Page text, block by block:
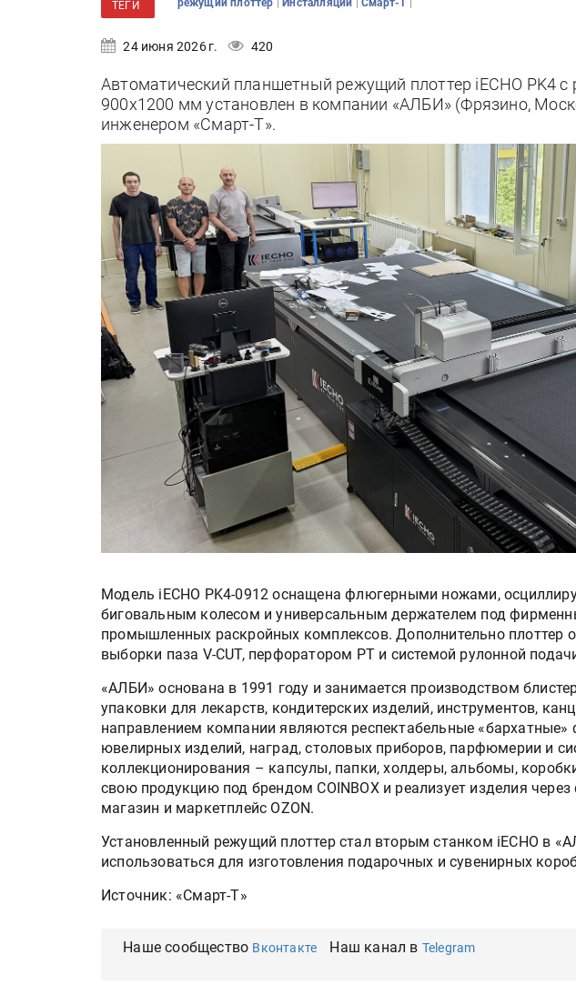
ТЕГИ режущий плоттер Инсталляции Смарт-Т
24 июня 2026 г. 420
Автоматический планшетный режущий плоттер iECHO PK4
900х1200 мм установлен в компании «АЛБИ» (Фрязино,
инженером «Смарт-Т».
Модель iECHO PK4-0912 оснащена флюгерными ножами,
биговальным колесом и универсальным держателем под
промышленных раскройных комплексов. Дополнительно плоттер
выборки паза V-CUT, перфоратором PT и системой рулонной
«АЛБИ» основана в 1991 году и занимается производством
упаковки для лекарств, кондитерских изделий, инструментов,
направлением компании являются респектабельные
ювелирных изделий, наград, столовых приборов, парфюмерии и
коллекционирования – капсулы, папки, холдеры, альбомы,
свою продукцию под брендом COINBOX и реализует изделия
магазин и маркетплейс OZON.
Установленный режущий плоттер стал вторым станком iECHO в
использоваться для изготовления подарочных и сувенирных
Источник: «Смарт-Т»
Наше сообщество Вконтакте Наш канал в Telegram